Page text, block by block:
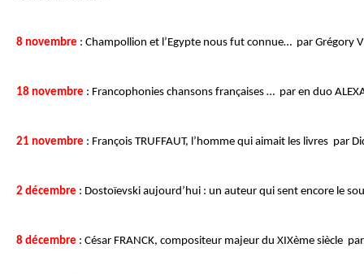
8 novembre : Champollion et l’Egypte nous fut connue… par Grégory
18 novembre : Francophonies chansons françaises … par en duo
21 novembre : François TRUFFAUT, l’homme qui aimait les livres par
2 décembre : Dostoïevski aujourd’hui : un auteur qui sent encore le
8 décembre : César FRANCK, compositeur majeur du XIXème siècle